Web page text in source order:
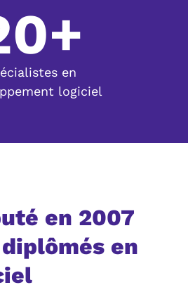
en
logiciel
en 2007
en